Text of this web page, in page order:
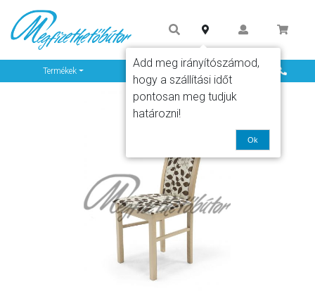
Termékek Info
Add meg irányítószámod,
hogy a szállítási időt
pontosan meg tudjuk
határozni!
Ok